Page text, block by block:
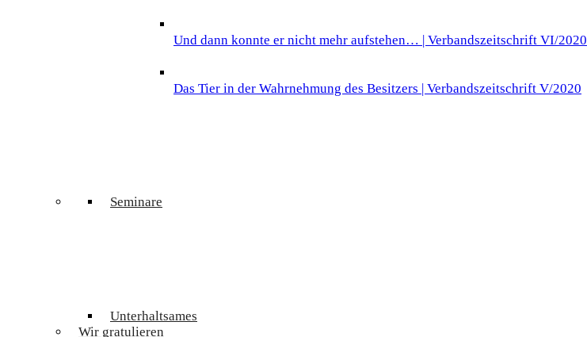
Und dann konnte er nicht mehr aufstehen… | Verbandszeitschrift VI/2020
Das Tier in der Wahrnehmung des Besitzers | Verbandszeitschrift V/2020
Seminare
Unterhaltsames
Wir gratulieren